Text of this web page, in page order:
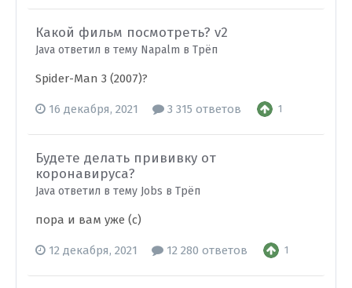
Какой фильм посмотреть? v2
Java ответил в тему Napalm в Трёп
Spider-Man 3 (2007)?
16 декабря, 2021 3 315 ответов 1
Будете делать прививку от
коронавируса?
Java ответил в тему Jobs в Трёп
пора и вам уже (с)
12 декабря, 2021 12 280 ответов 1